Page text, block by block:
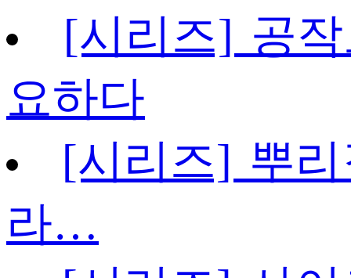
[시리즈] 공
요하다
[시리즈] 뿌
라…